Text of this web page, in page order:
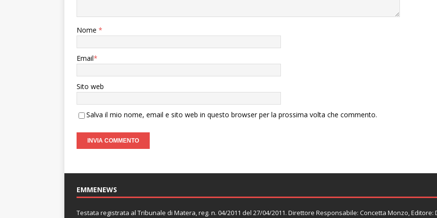
Nome *
Email*
Sito web
Salva il mio nome, email e sito web in questo browser per la prossima volta che commento.
EMMENEWS
Testata registrata al Tribunale di Matera, reg. n. 04/2011 del 27/04/2011. Direttore Responsabile: Concetta Monzo, Editore: